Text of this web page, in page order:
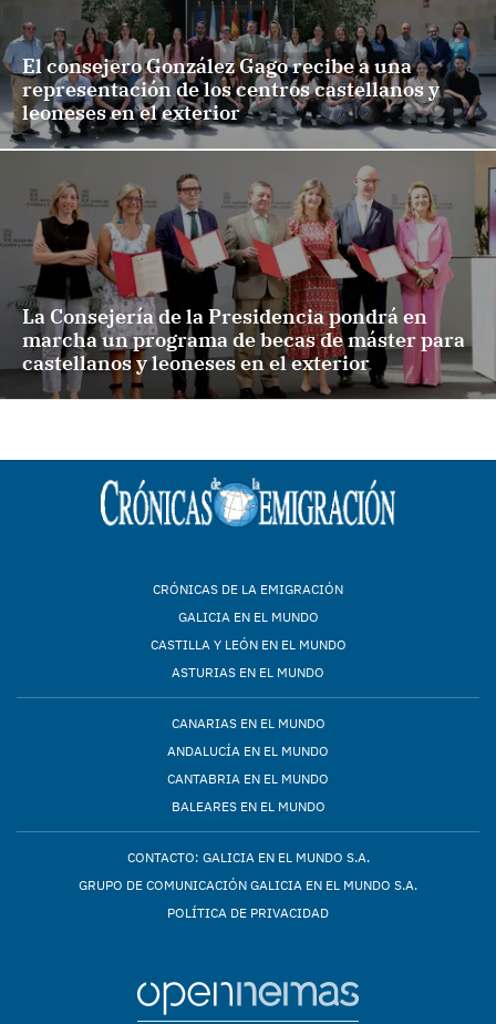
El consejero González Gago recibe a una
representación de los centros castellanos y
leoneses en el exterior
La Consejería de la Presidencia pondrá en
marcha un programa de becas de máster para
castellanos y leoneses en el exterior
CRÓNICAS DE LA EMIGRACIÓN
GALICIA EN EL MUNDO
CASTILLA Y LEÓN EN EL MUNDO
ASTURIAS EN EL MUNDO
CANARIAS EN EL MUNDO
ANDALUCÍA EN EL MUNDO
CANTABRIA EN EL MUNDO
BALEARES EN EL MUNDO
CONTACTO: GALICIA EN EL MUNDO S.A.
GRUPO DE COMUNICACIÓN GALICIA EN EL MUNDO S.A.
POLÍTICA DE PRIVACIDAD